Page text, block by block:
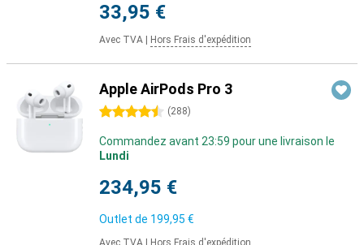
33,95 €
Avec TVA Hors Frais d'expédition
Apple AirPods Pro 3
4.5 étoiles (288)
Commandez avant 23:59 pour une livraison le
Lundi
234,95 €
Outlet de 199,95 €
Avec TVA Hors Frais d'expédition